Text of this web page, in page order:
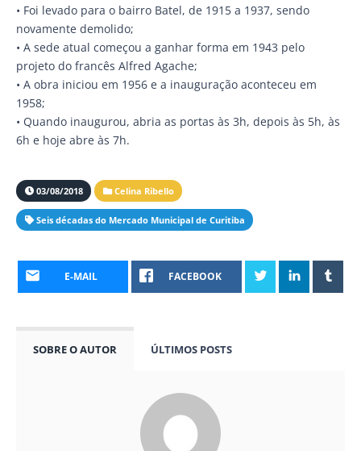
• Foi levado para o bairro Batel, de 1915 a 1937, sendo
novamente demolido;
• A sede atual começou a ganhar forma em 1943 pelo
projeto do francês Alfred Agache;
• A obra iniciou em 1956 e a inauguração aconteceu em
1958;
• Quando inaugurou, abria as portas às 3h, depois às 5h, às
6h e hoje abre às 7h.
03/08/2018 Celina Ribello
Seis décadas do Mercado Municipal de Curitiba
E-MAIL FACEBOOK
SOBRE O AUTOR ÚLTIMOS POSTS